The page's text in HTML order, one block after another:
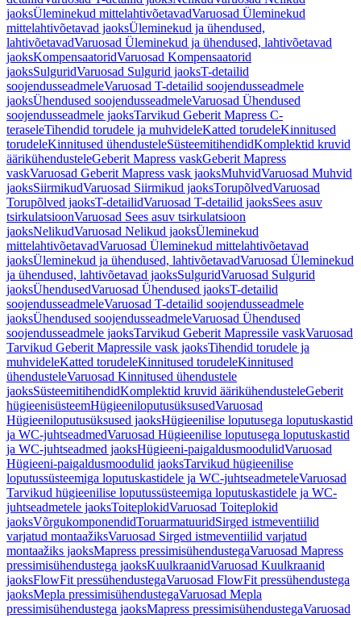
jaoksÜleminekud mittelahtivõetavadVaruosad Üleminekud
mittelahtivõetavad jaoksÜleminekud ja ühendused,
lahtivõetavadVaruosad Üleminekud ja ühendused, lahtivõetavad
jaoksKompensaatoridVaruosad Kompensaatorid
jaoksSulguridVaruosad Sulgurid jaoksT-detailid
soojendusseadmeleVaruosad T-detailid soojendusseadmele
jaoksÜhendused soojendusseadmeleVaruosad Ühendused
soojendusseadmele jaoksTarvikud Geberit Mapress C-
teraseleTihendid torudele ja muhvideleKatted torudeleKinnitused
torudeleKinnitused ühendusteleSüsteemitihendidKomplektid kruvid
äärikühendusteleGeberit Mapress vaskGeberit Mapress
vaskVaruosad Geberit Mapress vask jaoksMuhvidVaruosad Muhvid
jaoksSiirmikudVaruosad Siirmikud jaoksTorupõlvedVaruosad
Torupõlved jaoksT-detailidVaruosad T-detailid jaoksSees asuv
tsirkulatsioonVaruosad Sees asuv tsirkulatsioon
jaoksNelikudVaruosad Nelikud jaoksÜleminekud
mittelahtivõetavadVaruosad Üleminekud mittelahtivõetavad
jaoksÜleminekud ja ühendused, lahtivõetavadVaruosad Üleminekud
ja ühendused, lahtivõetavad jaoksSulguridVaruosad Sulgurid
jaoksÜhendusedVaruosad Ühendused jaoksT-detailid
soojendusseadmeleVaruosad T-detailid soojendusseadmele
jaoksÜhendused soojendusseadmeleVaruosad Ühendused
soojendusseadmele jaoksTarvikud Geberit Mapressile vaskVaruosad
Tarvikud Geberit Mapressile vask jaoksTihendid torudele ja
muhvideleKatted torudeleKinnitused torudeleKinnitused
ühendusteleVaruosad Kinnitused ühendustele
jaoksSüsteemitihendidKomplektid kruvid äärikühendusteleGeberit
hügieenisüsteemHügieeniloputusüksusedVaruosad
Hügieeniloputusüksused jaoksHügieenilise loputusega loputuskastid
ja WC-juhtseadmedVaruosad Hügieenilise loputusega loputuskastid
ja WC-juhtseadmed jaoksHügieeni-paigaldusmoodulidVaruosad
Hügieeni-paigaldusmoodulid jaoksTarvikud hügieenilise
loputussüsteemiga loputuskastidele ja WC-juhtseadmeteleVaruosad
Tarvikud hügieenilise loputussüsteemiga loputuskastidele ja WC-
juhtseadmetele jaoksToiteplokidVaruosad Toiteplokid
jaoksVõrgukomponendidToruarmatuuridSirged istmeventiilid
varjatud montaažiksVaruosad Sirged istmeventiilid varjatud
montaažiks jaoksMapress pressimisühendustegaVaruosad Mapress
pressimisühendustega jaoksKuulkraanidVaruosad Kuulkraanid
jaoksFlowFit pressühendustegaVaruosad FlowFit pressühendustega
jaoksMepla pressimisühendustegaVaruosad Mepla
pressimisühendustega jaoksMapress pressimisühendustegaVaruosad